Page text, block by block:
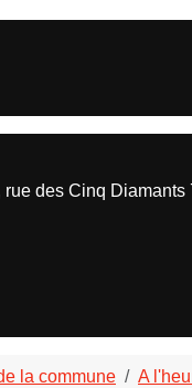
la commune A
des Cinq Diamants